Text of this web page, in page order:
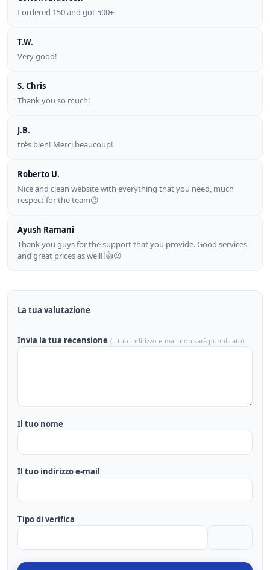
I ordered 150 and got 500+
T.W.
Very good!
S. Chris
Thank you so much!
J.B.
très bien! Merci beaucoup!
Roberto U.
Nice and clean website with everything that you need, much
respect for the team😉
Ayush Ramani
Thank you guys for the support that you provide. Good services
and great prices as well!!👍😉
La tua valutazione
Invia la tua recensione (Il tuo indirizzo e-mail non sarà pubblicato)
Il tuo nome
Il tuo indirizzo e-mail
Tipo di verifica